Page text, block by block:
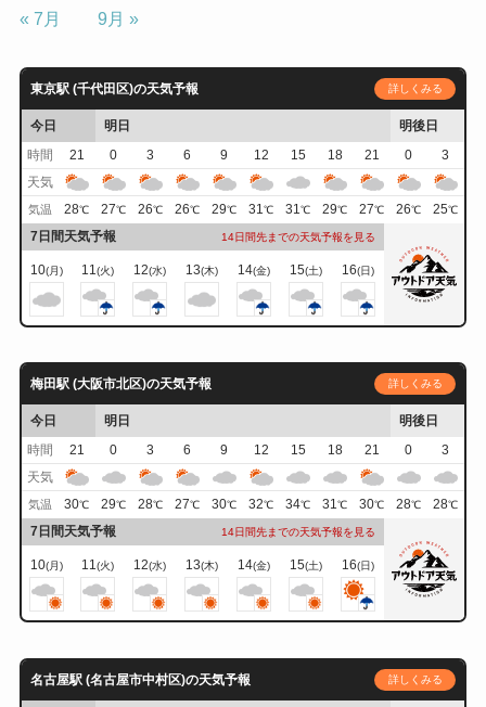
« 7月
9月 »
東京駅 (千代田区)の天気予報 詳しくみる
今日 明日
明後日
時間
21 0 3 6 9 12 15 18 21 0
3
天気
気温 28℃ 27℃ 26℃ 26℃ 29℃ 31℃ 31℃ 29℃ 27℃ 26℃ 25℃
7日間天気予報 14日間先までの天気予報を見る
10(月) 11(火) 12(水) 13(木) 14(金) 15(土) 16(日)
梅田駅 (大阪市北区)の天気予報 詳しくみる
今日 明日
明後日
時間
21 0 3 6 9 12 15 18 21 0
3
天気
気温 30℃ 29℃ 28℃ 27℃ 30℃ 32℃ 34℃ 31℃ 30℃ 28℃ 28℃
7日間天気予報 14日間先までの天気予報を見る
10(月) 11(火) 12(水) 13(木) 14(金) 15(土) 16(日)
名古屋駅 (名古屋市中村区)の天気予報 詳しくみる